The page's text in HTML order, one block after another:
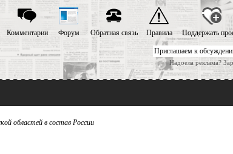
Приглашаем к
Надоела реклама?
Комментарии Форум Обратная связь Правила Поддержать
областей в состав России